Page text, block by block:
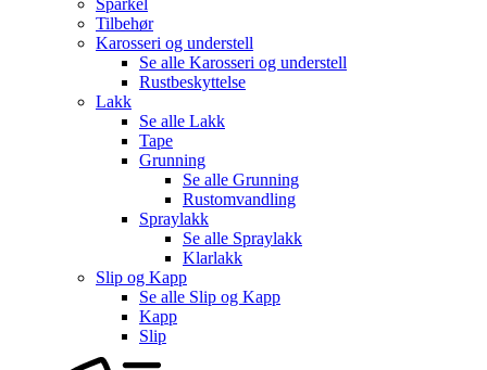
Tilbehør
Karosseri og understell
Se alle Karosseri og understell
Rustbeskyttelse
Lakk
Se alle Lakk
Tape
Grunning
Se alle Grunning
Rustomvandling
Spraylakk
Se alle Spraylakk
Klarlakk
Slip og Kapp
Se alle Slip og Kapp
Kapp
Slip